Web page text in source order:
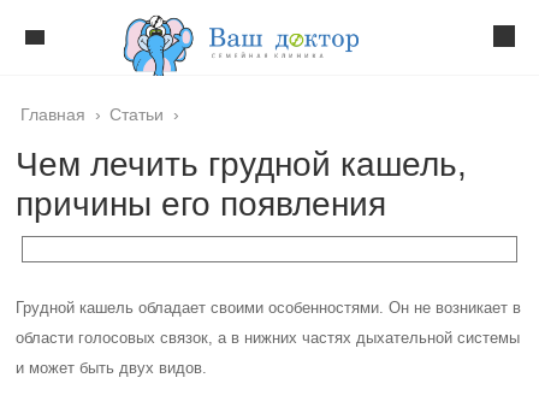
Главная › Статьи ›
Чем лечить грудной кашель,
причины его появления
Грудной кашель обладает своими особенностями. Он не возникает в
области голосовых связок, а в нижних частях дыхательной системы
и может быть двух видов.